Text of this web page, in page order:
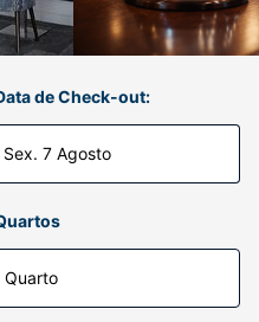
de Check-out:
Sex. 7 Agosto
Quarto